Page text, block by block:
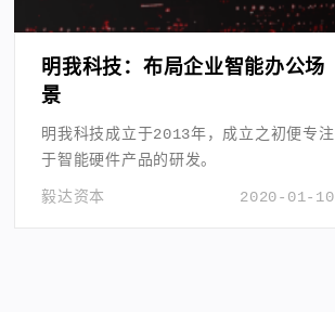
明我科技：布局企业智能办公场
景
明我科技成立于2013年，成立之初便专注
于智能硬件产品的研发。
2020-01-10
毅达资本